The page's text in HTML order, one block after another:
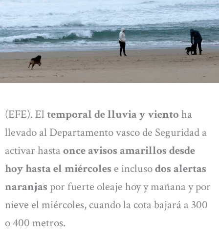
(EFE). El temporal de lluvia y viento ha
llevado al Departamento vasco de Seguridad a
activar hasta once avisos amarillos desde
hoy hasta el miércoles e inclusodos alertas
naranjas por fuerte oleaje hoy y mañana y por
nieve el miércoles, cuando la cota bajará a 300
o 400 metros.